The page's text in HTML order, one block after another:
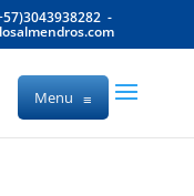
-
Menu≡